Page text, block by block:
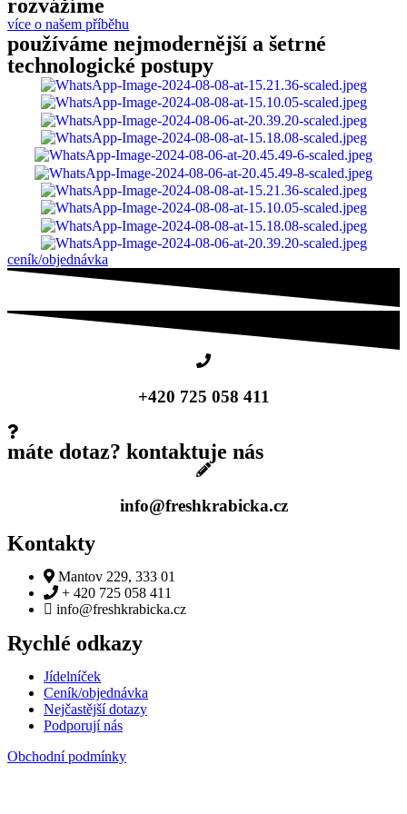
rozvážíme
více o našem příběhu
používáme nejmodernější a šetrné
technologické postupy
ceník/objednávka
+420 725 058 411
máte dotaz? kontaktuje nás
info@freshkrabicka.cz
Kontakty
Mantov 229, 333 01
+ 420 725 058 411
info@freshkrabicka.cz
Rychlé odkazy
Jídelníček
Ceník/objednávka
Nejčastější dotazy
Podporují nás
Obchodní podmínky